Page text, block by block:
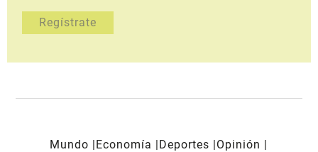
Mundo Economía Deportes
Opinión